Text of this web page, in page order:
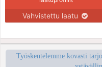
Vahvistettu laatu
Työskentelemme kovasti